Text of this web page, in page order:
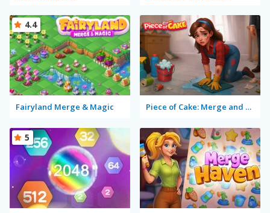
Fairyland Merge & Magic
4.4
Piece of Cake: Merge and Bake
5